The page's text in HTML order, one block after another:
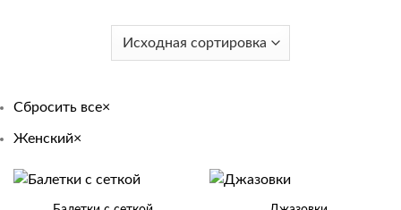
Сбросить все×
Женский×